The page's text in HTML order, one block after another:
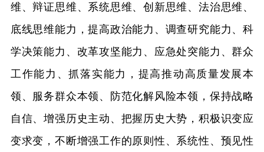
维、辩证思维、系统思维、创新思维、法治思维、
底线思维能力，提高政治能力、调查研究能力、科
学决策能力、改革攻坚能力、应急处突能力、群众
工作能力、抓落实能力，提高推动高质量发展本
领、服务群众本领、防范化解风险本领，保持战略
自信、增强历史主动、把握历史大势，积极识变应
变求变，不断增强工作的原则性、系统性、预见性